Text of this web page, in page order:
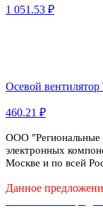
1 051.53 ₽
Осевой
460.21 ₽
ООО "Региональные
электронных
Москве и по всей
Данное